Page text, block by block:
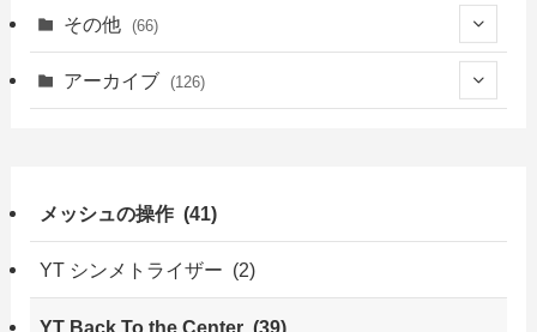
(21)
(18) (3)
(1)
(9)
(13)
(7)
(2)
(1)
その他 (66)
(7)
(3)
アーカイブ (126)
(7)
(3)
メッシュの操作 (41)
YT シンメトライザー (2)
YT Back To the Center (39)